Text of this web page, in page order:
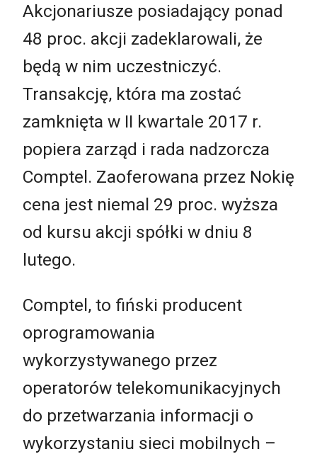
Akcjonariusze posiadający ponad
48 proc. akcji zadeklarowali, że
będą w nim uczestniczyć.
Transakcję, która ma zostać
zamknięta w II kwartale 2017 r.
popiera zarząd i rada nadzorcza
Comptel. Zaoferowana przez Nokię
cena jest niemal 29 proc. wyższa
od kursu akcji spółki w dniu 8
lutego.
Comptel, to fiński producent
oprogramowania
wykorzystywanego przez
operatorów telekomunikacyjnych
do przetwarzania informacji o
wykorzystaniu sieci mobilnych –